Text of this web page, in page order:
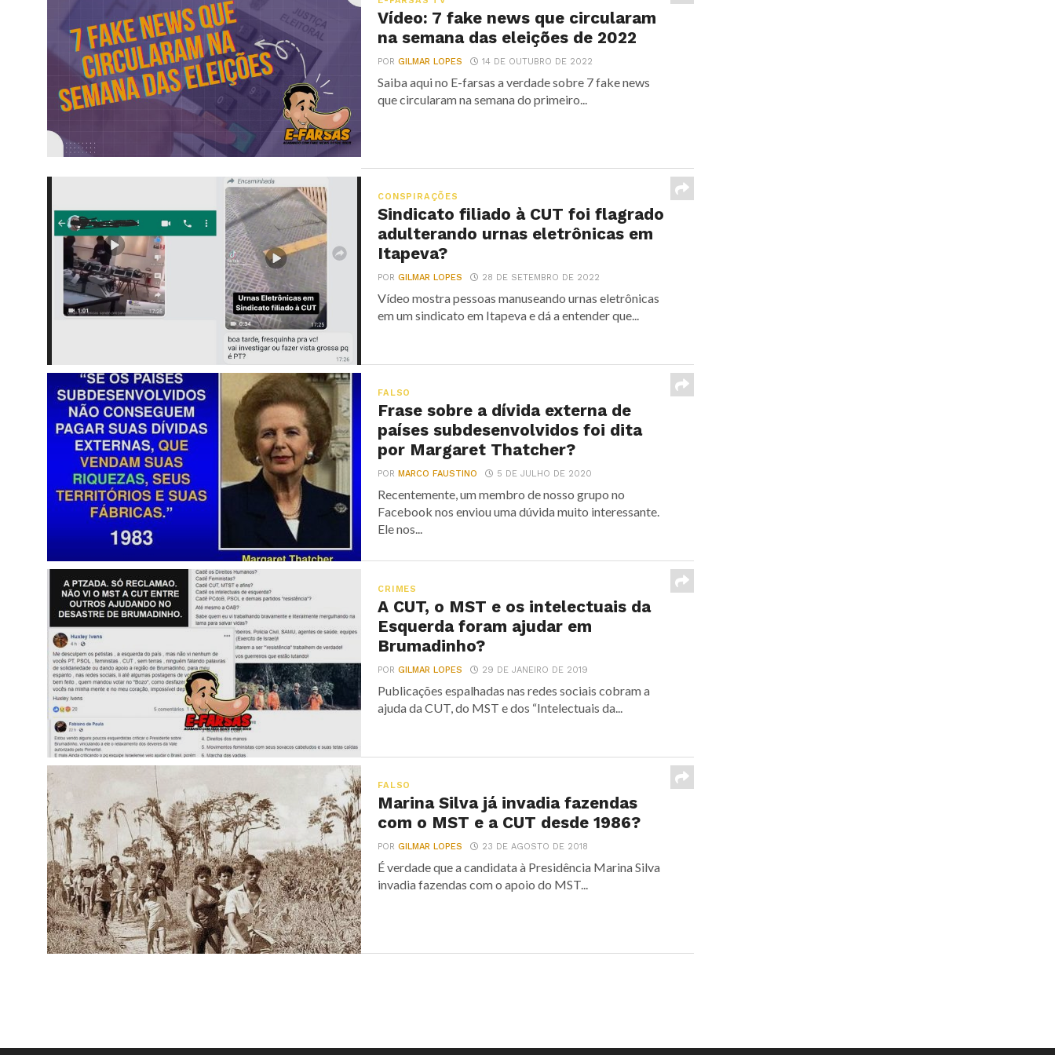
Vídeo: 7 fake news que circularam
na semana das eleições de 2022
PORGILMAR LOPES 14 DE OUTUBRO DE 2022
Saiba aqui no E-farsas a verdade sobre 7 fake news
que circularam na semana do primeiro...
CONSPIRAÇÕES
Sindicato filiado à CUT foi flagrado
adulterando urnas eletrônicas em
Itapeva?
PORGILMAR LOPES 28 DE SETEMBRO DE 2022
Vídeo mostra pessoas manuseando urnas eletrônicas
em um sindicato em Itapeva e dá a entender que...
FALSO
Frase sobre a dívida externa de
países subdesenvolvidos foi dita
por Margaret Thatcher?
PORMARCO FAUSTINO 5 DE JULHO DE 2020
Recentemente, um membro de nosso grupo no
Facebook nos enviou uma dúvida muito interessante.
Ele nos...
CRIMES
A CUT, o MST e os intelectuais da
Esquerda foram ajudar em
Brumadinho?
PORGILMAR LOPES 29 DE JANEIRO DE 2019
Publicações espalhadas nas redes sociais cobram a
ajuda da CUT, do MST e dos “Intelectuais da...
FALSO
Marina Silva já invadia fazendas
com o MST e a CUT desde 1986?
PORGILMAR LOPES 23 DE AGOSTO DE 2018
É verdade que a candidata à Presidência Marina Silva
invadia fazendas com o apoio do MST...